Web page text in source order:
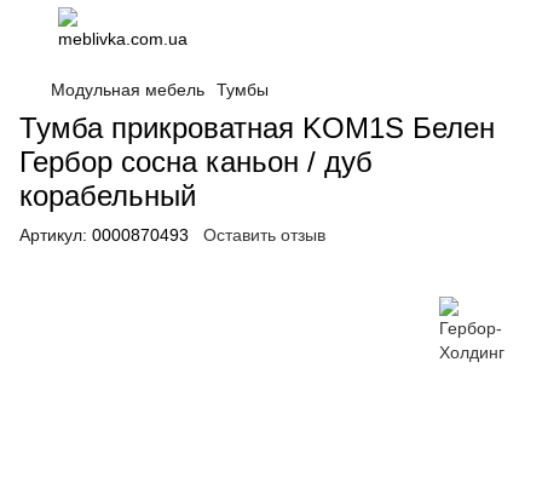
Модульная мебель Тумбы
Тумба прикроватная KOM1S Белен
Гербор сосна каньон / дуб
корабельный
Артикул: 0000870493 Оставить отзыв